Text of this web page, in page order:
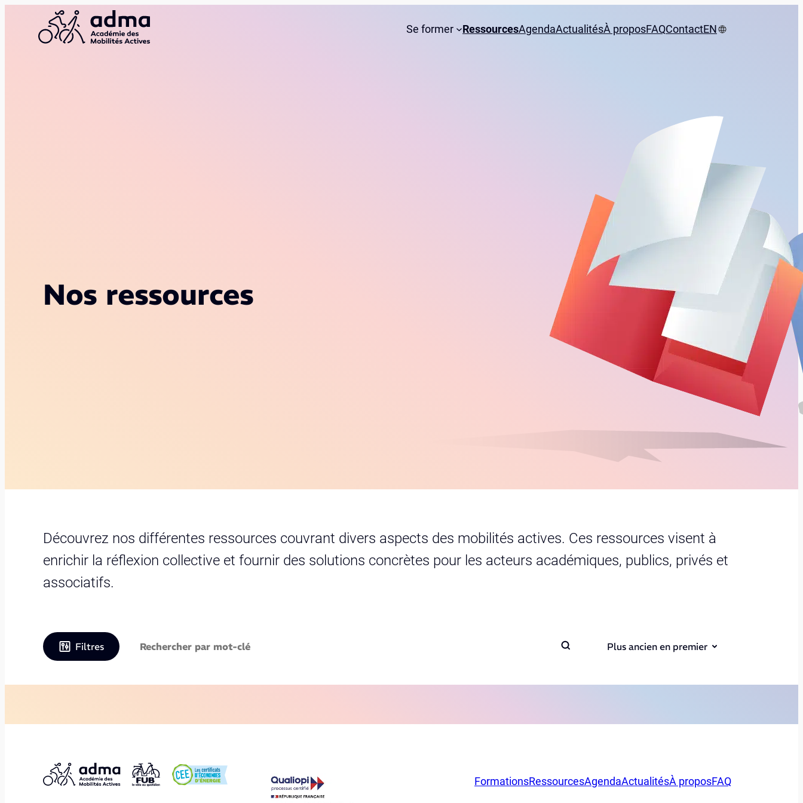
Se former RessourcesAgendaActualitésÀ proposFAQContactEN
Nos ressources
Découvrez nos différentes ressources couvrant divers aspects des mobilités actives. Ces ressources visent à
enrichir la réflexion collective et fournir des solutions concrètes pour les acteurs académiques, publics, privés et
associatifs.
Filtres Plus ancien en premier
FormationsRessourcesAgendaActualitésÀ proposFAQ